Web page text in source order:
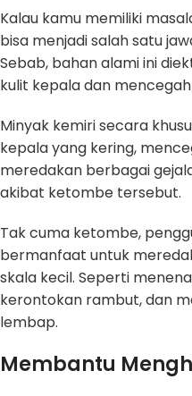
Kalau kamu memiliki
bisa menjadi salah satu
Sebab, bahan alami ini
kulit kepala dan
Minyak kemiri secara
kepala yang kering,
meredakan berbagai
akibat ketombe tersebut.
Tak cuma ketombe,
bermanfaat untuk
skala kecil. Seperti
kerontokan rambut, dan
lembap.
Membantu